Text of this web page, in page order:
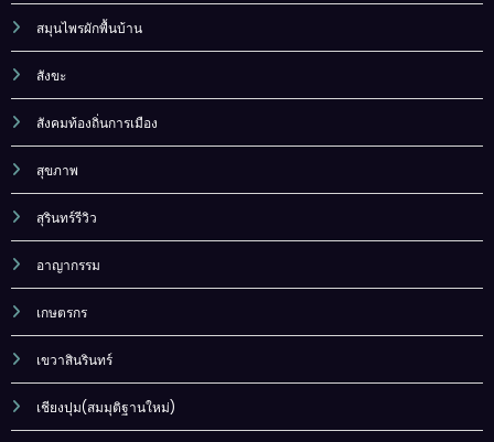
สมุนไพรผักพื้นบ้าน
สังขะ
สังคมท้องถิ่นการเมือง
สุขภาพ
สุรินทร์รีวิว
อาญากรรม
เกษตรกร
เขวาสินรินทร์
เชียงปุม(สมมุติฐานใหม่)